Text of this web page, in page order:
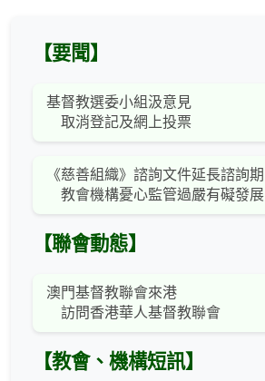
【要聞】
基督教選委小組汲意見
取消登記及網上投票
《慈善組織》諮詢文件延長諮詢期
教會機構憂心監管過嚴有礙發展
【聯會動態】
澳門基督教聯會來港
訪問香港華人基督教聯會
【教會、機構短訊】